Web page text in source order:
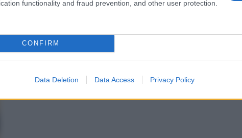
functionality and fraud prevention, and other user protection.
CONFIRM
Data Deletion Data Access Privacy Policy